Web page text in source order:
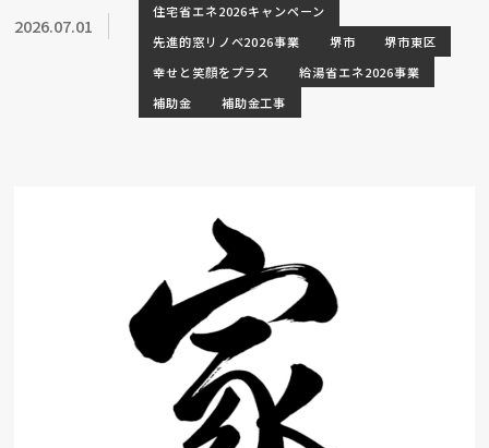
2026.07.01
住宅省エネ2026キャンペーン
先進的窓リノベ2026事業
堺市
堺市東区
幸せと笑顔をプラス
給湯省エネ2026事業
補助金
補助金工事